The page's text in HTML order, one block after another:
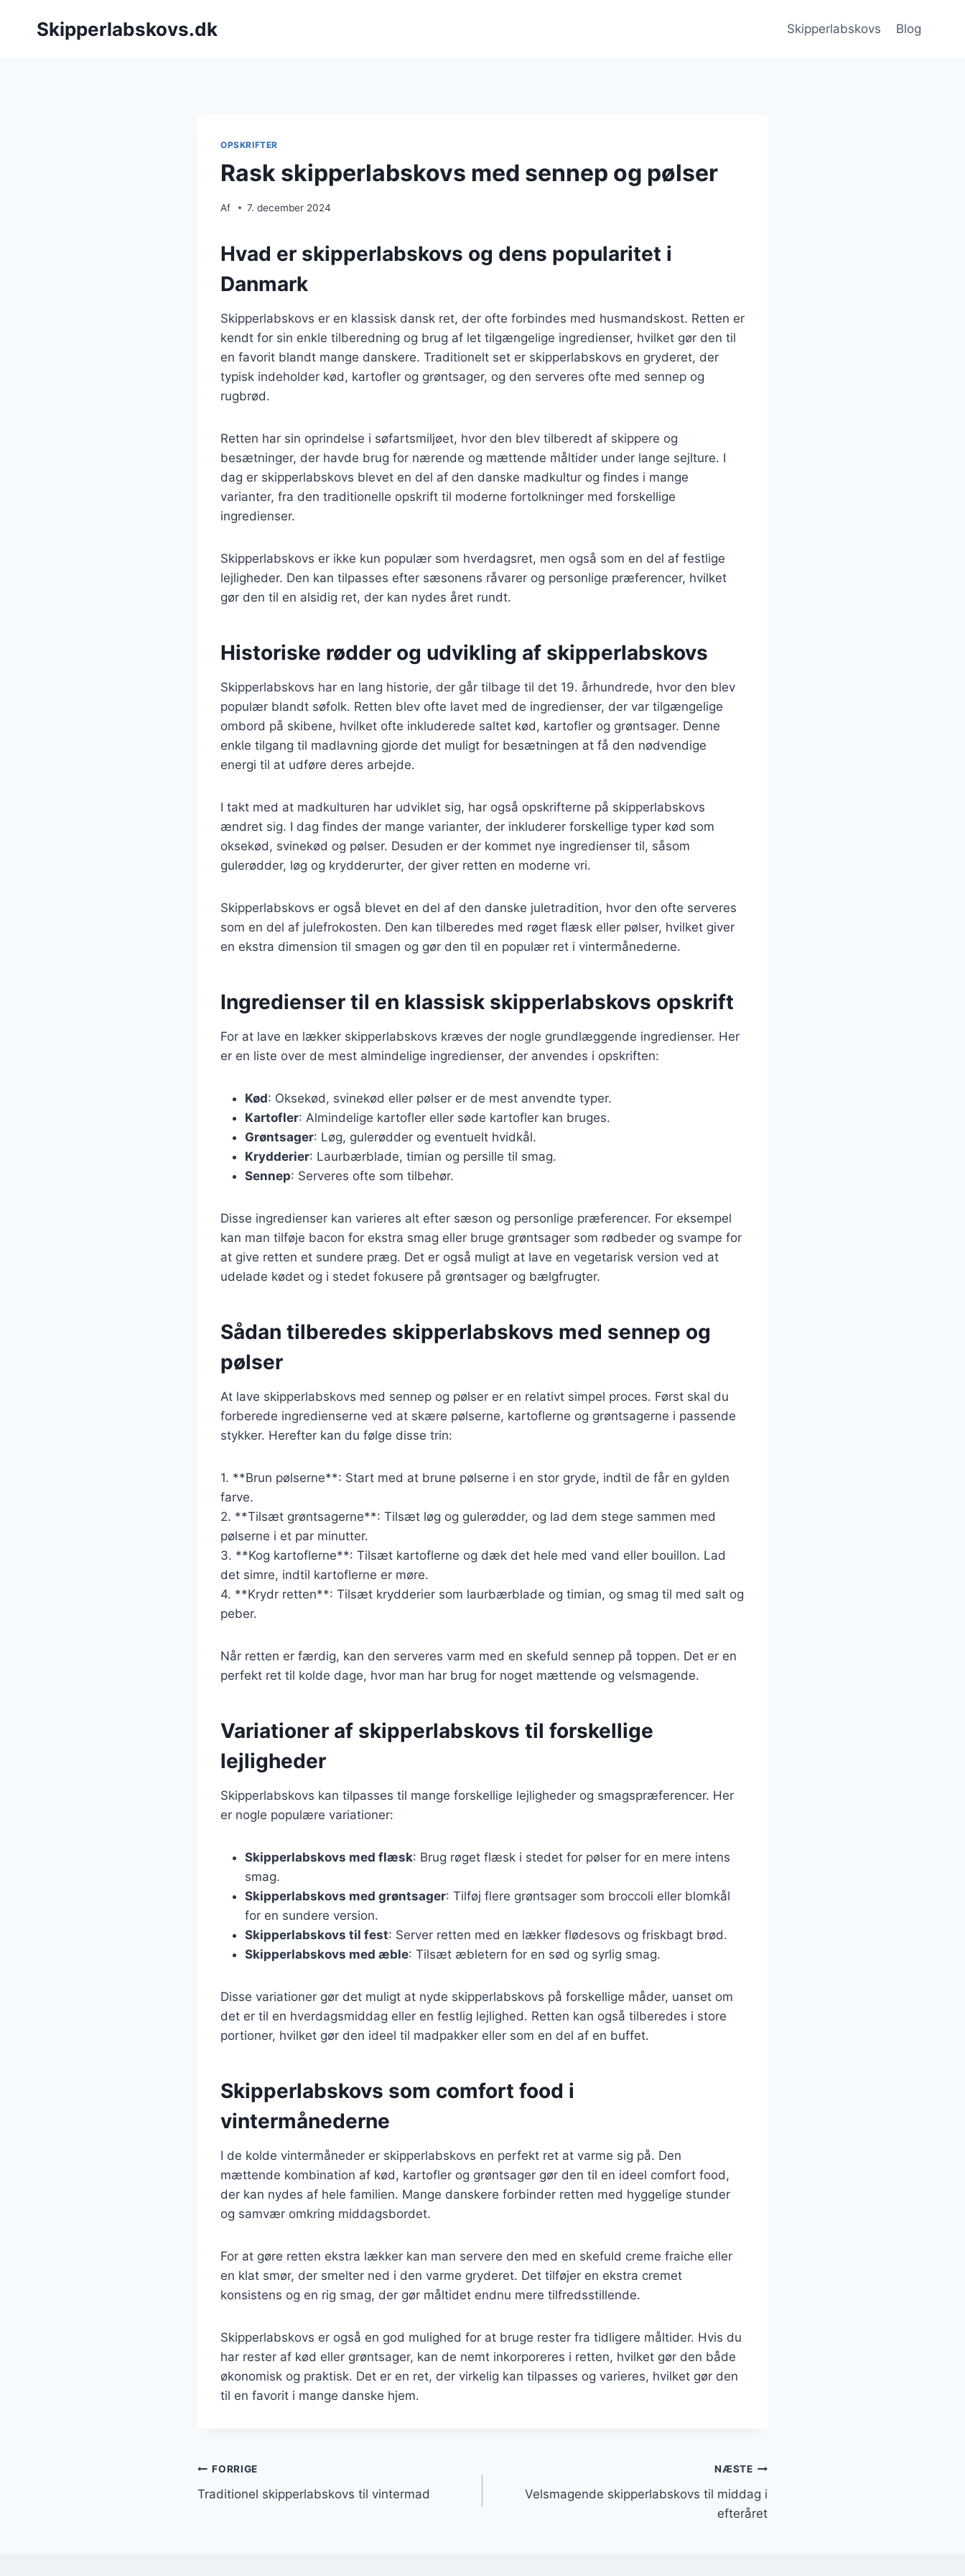
Skipperlabskovs.dk Skipperlabskovs Blog
OPSKRIFTER
Rask skipperlabskovs med sennep og pølser
Af 7. december 2024
Hvad er skipperlabskovs og dens popularitet i
Danmark
Skipperlabskovs er en klassisk dansk ret, der ofte forbindes med husmandskost. Retten er
kendt for sin enkle tilberedning og brug af let tilgængelige ingredienser, hvilket gør den til
en favorit blandt mange danskere. Traditionelt set er skipperlabskovs en gryderet, der
typisk indeholder kød, kartofler og grøntsager, og den serveres ofte med sennep og
rugbrød.
Retten har sin oprindelse i søfartsmiljøet, hvor den blev tilberedt af skippere og
besætninger, der havde brug for nærende og mættende måltider under lange sejlture. I
dag er skipperlabskovs blevet en del af den danske madkultur og findes i mange
varianter, fra den traditionelle opskrift til moderne fortolkninger med forskellige
ingredienser.
Skipperlabskovs er ikke kun populær som hverdagsret, men også som en del af festlige
lejligheder. Den kan tilpasses efter sæsonens råvarer og personlige præferencer, hvilket
gør den til en alsidig ret, der kan nydes året rundt.
Historiske rødder og udvikling af skipperlabskovs
Skipperlabskovs har en lang historie, der går tilbage til det 19. århundrede, hvor den blev
populær blandt søfolk. Retten blev ofte lavet med de ingredienser, der var tilgængelige
ombord på skibene, hvilket ofte inkluderede saltet kød, kartofler og grøntsager. Denne
enkle tilgang til madlavning gjorde det muligt for besætningen at få den nødvendige
energi til at udføre deres arbejde.
I takt med at madkulturen har udviklet sig, har også opskrifterne på skipperlabskovs
ændret sig. I dag findes der mange varianter, der inkluderer forskellige typer kød som
oksekød, svinekød og pølser. Desuden er der kommet nye ingredienser til, såsom
gulerødder, løg og krydderurter, der giver retten en moderne vri.
Skipperlabskovs er også blevet en del af den danske juletradition, hvor den ofte serveres
som en del af julefrokosten. Den kan tilberedes med røget flæsk eller pølser, hvilket giver
en ekstra dimension til smagen og gør den til en populær ret i vintermånederne.
Ingredienser til en klassisk skipperlabskovs opskrift
For at lave en lækker skipperlabskovs kræves der nogle grundlæggende ingredienser. Her
er en liste over de mest almindelige ingredienser, der anvendes i opskriften:
Kød: Oksekød, svinekød eller pølser er de mest anvendte typer.
Kartofler: Almindelige kartofler eller søde kartofler kan bruges.
Grøntsager: Løg, gulerødder og eventuelt hvidkål.
Krydderier: Laurbærblade, timian og persille til smag.
Sennep: Serveres ofte som tilbehør.
Disse ingredienser kan varieres alt efter sæson og personlige præferencer. For eksempel
kan man tilføje bacon for ekstra smag eller bruge grøntsager som rødbeder og svampe for
at give retten et sundere præg. Det er også muligt at lave en vegetarisk version ved at
udelade kødet og i stedet fokusere på grøntsager og bælgfrugter.
Sådan tilberedes skipperlabskovs med sennep og
pølser
At lave skipperlabskovs med sennep og pølser er en relativt simpel proces. Først skal du
forberede ingredienserne ved at skære pølserne, kartoflerne og grøntsagerne i passende
stykker. Herefter kan du følge disse trin:
1. **Brun pølserne**: Start med at brune pølserne i en stor gryde, indtil de får en gylden
farve.
2. **Tilsæt grøntsagerne**: Tilsæt løg og gulerødder, og lad dem stege sammen med
pølserne i et par minutter.
3. **Kog kartoflerne**: Tilsæt kartoflerne og dæk det hele med vand eller bouillon. Lad
det simre, indtil kartoflerne er møre.
4. **Krydr retten**: Tilsæt krydderier som laurbærblade og timian, og smag til med salt og
peber.
Når retten er færdig, kan den serveres varm med en skefuld sennep på toppen. Det er en
perfekt ret til kolde dage, hvor man har brug for noget mættende og velsmagende.
Variationer af skipperlabskovs til forskellige
lejligheder
Skipperlabskovs kan tilpasses til mange forskellige lejligheder og smagspræferencer. Her
er nogle populære variationer:
Skipperlabskovs med flæsk: Brug røget flæsk i stedet for pølser for en mere intens
smag.
Skipperlabskovs med grøntsager: Tilføj flere grøntsager som broccoli eller blomkål
for en sundere version.
Skipperlabskovs til fest: Server retten med en lækker flødesovs og friskbagt brød.
Skipperlabskovs med æble: Tilsæt æbletern for en sød og syrlig smag.
Disse variationer gør det muligt at nyde skipperlabskovs på forskellige måder, uanset om
det er til en hverdagsmiddag eller en festlig lejlighed. Retten kan også tilberedes i store
portioner, hvilket gør den ideel til madpakker eller som en del af en buffet.
Skipperlabskovs som comfort food i
vintermånederne
I de kolde vintermåneder er skipperlabskovs en perfekt ret at varme sig på. Den
mættende kombination af kød, kartofler og grøntsager gør den til en ideel comfort food,
der kan nydes af hele familien. Mange danskere forbinder retten med hyggelige stunder
og samvær omkring middagsbordet.
For at gøre retten ekstra lækker kan man servere den med en skefuld creme fraiche eller
en klat smør, der smelter ned i den varme gryderet. Det tilføjer en ekstra cremet
konsistens og en rig smag, der gør måltidet endnu mere tilfredsstillende.
Skipperlabskovs er også en god mulighed for at bruge rester fra tidligere måltider. Hvis du
har rester af kød eller grøntsager, kan de nemt inkorporeres i retten, hvilket gør den både
økonomisk og praktisk. Det er en ret, der virkelig kan tilpasses og varieres, hvilket gør den
til en favorit i mange danske hjem.
Indlægsnavigation
FORRIGE
Traditionel skipperlabskovs til vintermad
NÆSTE
Velsmagende skipperlabskovs til middag i
efteråret